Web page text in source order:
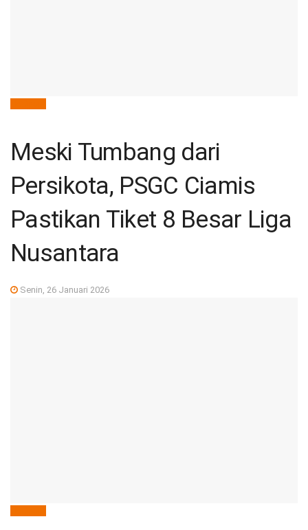
Meski Tumbang dari
Persikota, PSGC Ciamis
Pastikan Tiket 8 Besar Liga
Nusantara
Senin, 26 Januari 2026